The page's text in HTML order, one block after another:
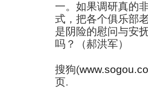
一。如果调研真的
式，把各个俱乐部
是阴险的慰问与安
吗？（郝洪军）
搜狗(
页.